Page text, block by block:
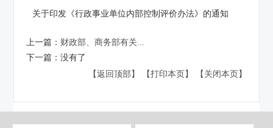
关于印发《行政事业单位内部控制评价办法》的通知
上一篇： 财政部、商务部有关...
下一篇：没有了
【返回顶部】
【打印本页】 【关闭本页】